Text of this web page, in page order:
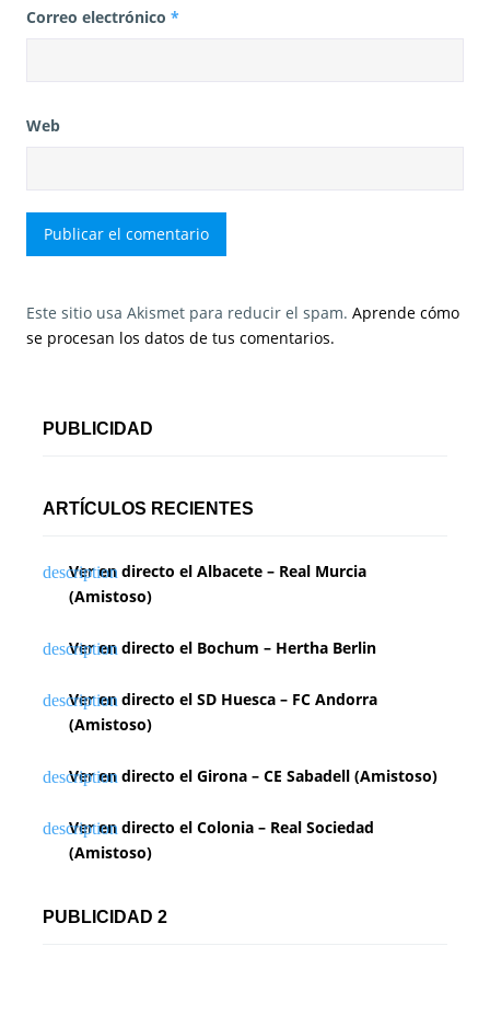
Correo electrónico *
Web
Este sitio usa Akismet para reducir el spam. Aprende cómo
se procesan los datos de tus comentarios.
PUBLICIDAD
ARTÍCULOS RECIENTES
Ver en directo el Albacete – Real Murcia
(Amistoso)
Ver en directo el Bochum – Hertha Berlin
Ver en directo el SD Huesca – FC Andorra
(Amistoso)
Ver en directo el Girona – CE Sabadell (Amistoso)
Ver en directo el Colonia – Real Sociedad
(Amistoso)
PUBLICIDAD 2